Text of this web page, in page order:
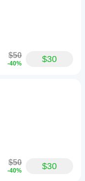
$50
-40% $30
$50
-40% $30